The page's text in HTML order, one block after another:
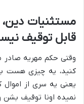
مستثنیات
قابل توقیف
وقتی حکم مهریه صادر
کنید، یه چیزی هست
یعنی یه سری از اموال
نمیده اونا توقیف بشن